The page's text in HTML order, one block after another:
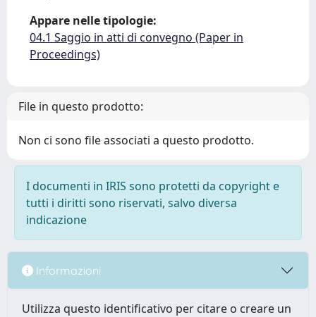
Appare nelle tipologie:
04.1 Saggio in atti di convegno (Paper in
Proceedings)
File in questo prodotto:
Non ci sono file associati a questo prodotto.
I documenti in IRIS sono protetti da copyright e
tutti i diritti sono riservati, salvo diversa
indicazione
Informazioni
Utilizza questo identificativo per citare o creare un